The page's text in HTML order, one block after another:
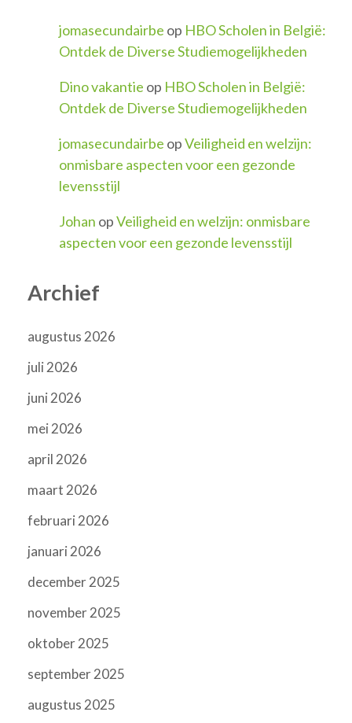
jomasecundairbe op HBO Scholen in België:
Ontdek de Diverse Studiemogelijkheden
Dino vakantie op HBO Scholen in België:
Ontdek de Diverse Studiemogelijkheden
jomasecundairbe opVeiligheid en welzijn:
onmisbare aspecten voor een gezonde
levensstijl
Johan opVeiligheid en welzijn: onmisbare
aspecten voor een gezonde levensstijl
Archief
augustus 2026
juli 2026
juni 2026
mei 2026
april 2026
maart 2026
februari 2026
januari 2026
december 2025
november 2025
oktober 2025
september 2025
augustus 2025